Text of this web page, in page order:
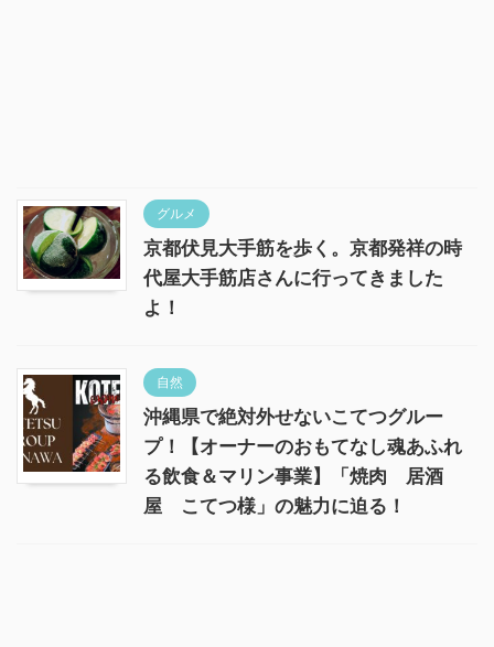
グルメ
京都伏見大手筋を歩く。京都発祥の時
代屋大手筋店さんに行ってきました
よ！
自然
沖縄県で絶対外せないこてつグルー
プ！【オーナーのおもてなし魂あふれ
る飲食＆マリン事業】「焼肉 居酒
屋 こてつ様」の魅力に迫る！